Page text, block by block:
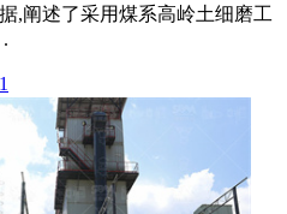
,阐述了采用煤系高岭土细磨工